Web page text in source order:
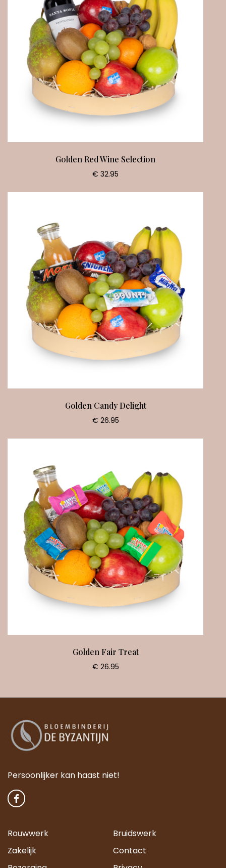
Golden Red Wine Selection
€ 32.95
Golden Candy Delight
€ 26.95
Golden Fair Treat
€ 26.95
Persoonlijker kan haast niet!
Rouwwerk
Bruidswerk
Zakelijk
Contact